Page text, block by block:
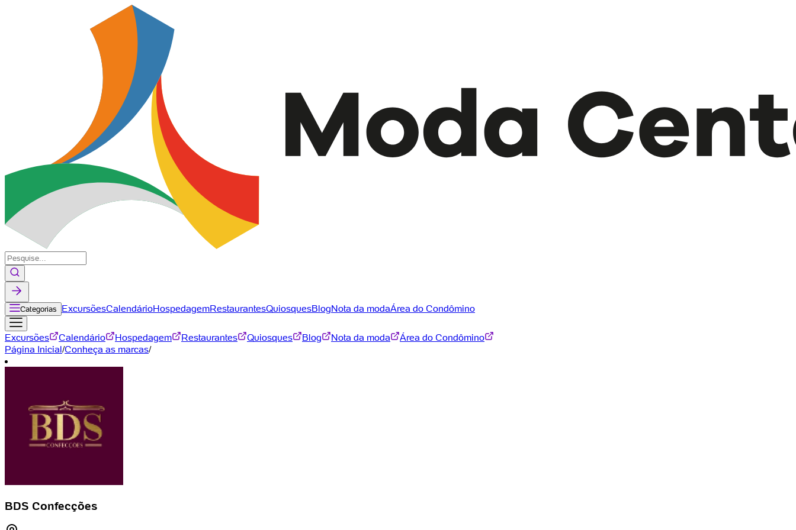
Categorias ExcursõesCalendárioHospedagemRestaurantesQuiosquesBlogNota da modaÁrea do Condômino
Excursões Calendário Hospedagem Restaurantes Quiosques Blog Nota da moda
Área do Condômino
Página Inicial/Conheça as marcas/
BDS Confecções